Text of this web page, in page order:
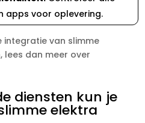
apps voor oplevering.​
integratie van slimme
lees dan meer over
diensten kun je
elektra